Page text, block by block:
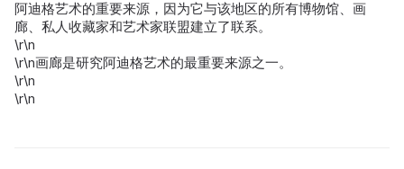
阿迪格艺术的重要来源，因为它与该地区的所有博物馆、画
廊、私人收藏家和艺术家联盟建立了联系。
\r\n
\r\n画廊是研究阿迪格艺术的最重要来源之一。
\r\n
\r\n